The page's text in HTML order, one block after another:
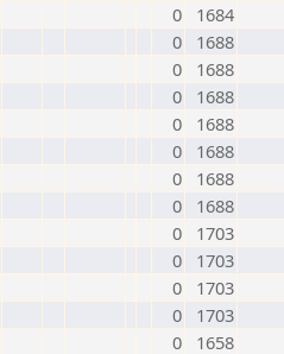
0
1684
0
1688
0
1688
0
1688
0
1688
0
1688
0
1688
0
1688
0
1703
0
1703
0
1703
0
1703
0
1658